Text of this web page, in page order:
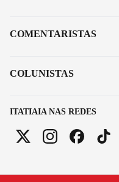
ITATIAIA NAS REDES
COMENTARISTAS
COLUNISTAS